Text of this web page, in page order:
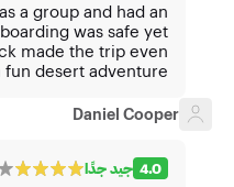
a group and had an
was safe yet
made the trip even
desert adventure
Daniel Cooper
4.0 جيد جدًا